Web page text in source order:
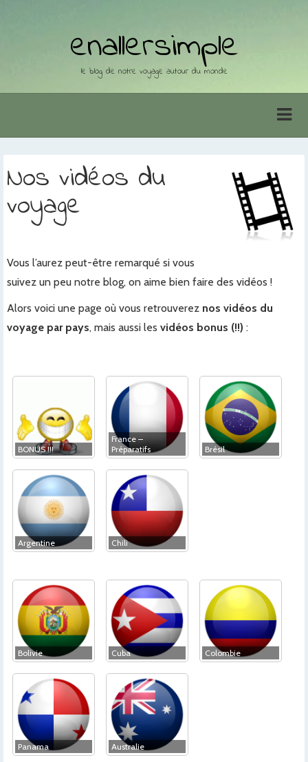
enallersimple
le blog de notre voyage autour du monde
Nos vidéos du
voyage
Vous l’aurez peut-être remarqué si vous
suivez un peu notre blog, on aime bien faire des vidéos !
Alors voici une page où vous retrouverez nos vidéos du
voyage par pays, mais aussi les vidéos bonus (!!) :
BONUS !!!
France –
Préparatifs
Brésil
Argentine Chili
Bolivie Cuba Colombie
Panama Australie